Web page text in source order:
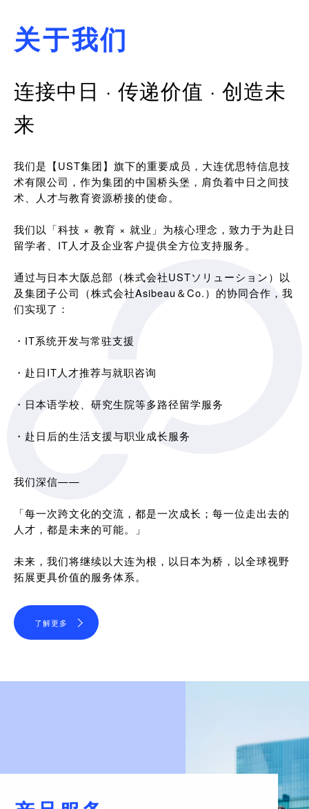
关于我们
连接中日 · 传递价值 · 创造未
来
我们是【UST集团】旗下的重要成员，大连优思特信息技
术有限公司，作为集团的中国桥头堡，肩负着中日之间技
术、人才与教育资源桥接的使命。
我们以「科技 × 教育 × 就业」为核心理念，致力于为赴日
留学者、IT人才及企业客户提供全方位支持服务。
通过与日本大阪总部（株式会社USTソリューション）以
及集团子公司（株式会社Asibeau＆Co.）的协同合作，我
们实现了：
・IT系统开发与常驻支援
・赴日IT人才推荐与就职咨询
・日本语学校、研究生院等多路径留学服务
・赴日后的生活支援与职业成长服务
我们深信——
「每一次跨文化的交流，都是一次成长；每一位走出去的
人才，都是未来的可能。」
未来，我们将继续以大连为根，以日本为桥，以全球视野
拓展更具价值的服务体系。
了解更多